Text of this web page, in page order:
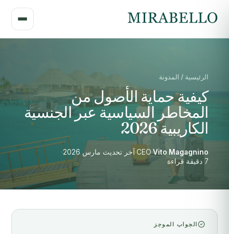
الرئيسية / المدونة
كيفية حماية الأصول من
المخاطر السياسية عبر الجنسية
الكاريبية 2026
Vito Magagnino
·
CEO
·آخر تحديث مارس 2026
·
7 دقيقة قراءة
الجواب الموجز